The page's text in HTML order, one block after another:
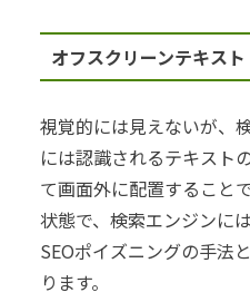
オフスクリーンテキスト
視覚的には見えないが、
には認識されるテキスト
て画面外に配置すること
状態で、検索エンジンに
SEOポイズニングの手法
ります。